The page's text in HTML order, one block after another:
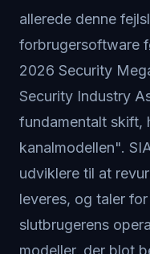
allerede denne
forbrugersoftware
2026 Security
Security Industry
fundamentalt
kanalmodellen".
udviklere til at
leveres, og taler
slutbrugerens
modeller, der blot